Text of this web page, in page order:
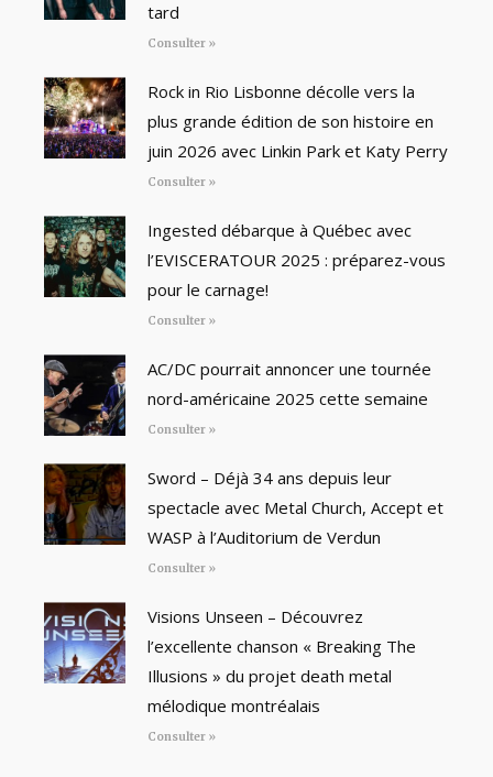
tard
Consulter »
Rock in Rio Lisbonne décolle vers la
plus grande édition de son histoire en
juin 2026 avec Linkin Park et Katy Perry
Consulter »
Ingested débarque à Québec avec
l’EVISCERATOUR 2025 : préparez-vous
pour le carnage!
Consulter »
AC/DC pourrait annoncer une tournée
nord-américaine 2025 cette semaine
Consulter »
Sword – Déjà 34 ans depuis leur
spectacle avec Metal Church, Accept et
WASP à l’Auditorium de Verdun
Consulter »
Visions Unseen – Découvrez
l’excellente chanson « Breaking The
Illusions » du projet death metal
mélodique montréalais
Consulter »